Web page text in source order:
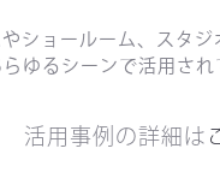
ショールーム、スタジ
らゆるシーンで活用され
活用事例の詳細は